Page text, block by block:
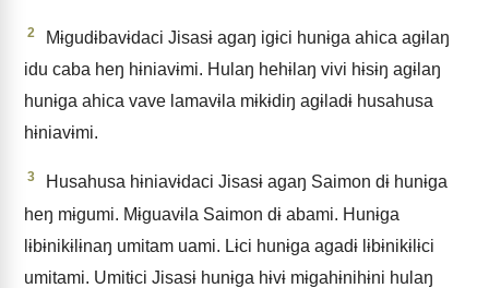
2
Mɨgudɨbavɨdaci Jisasɨ agaŋ igɨci hunɨga ahica agɨlaŋ
idu caba heŋ hɨniavɨmi. Hulaŋ hehɨlaŋ vivi hɨsɨŋ agɨlaŋ
hunɨga ahica vave lamavɨla mɨkɨdiŋ agɨladɨ husahusa
hɨniavɨmi.
3
Husahusa hɨniavɨdaci Jisasɨ agaŋ Saimon dɨ hunɨga
heŋ mɨgumi. Mɨguavɨla Saimon dɨ abami. Hunɨga
lɨbɨnikɨlɨnaŋ umitam uami. Lɨci hunɨga agadɨ lɨbɨnikɨlɨci
umitami. Umitɨci Jisasɨ hunɨga hɨvɨ mɨgahɨnihɨni hulaŋ